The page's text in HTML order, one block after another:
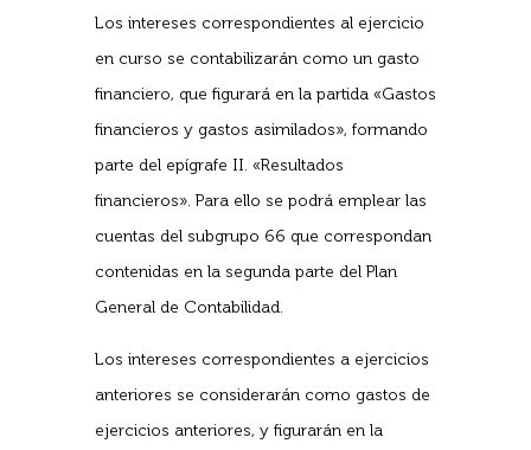
Los intereses correspondientes al ejercicio
en curso se contabilizarán como un gasto
financiero, que figurará en la partida «Gastos
financieros y gastos asimilados», formando
parte del epígrafe II. «Resultados
financieros». Para ello se podrá emplear las
cuentas del subgrupo 66 que correspondan
contenidas en la segunda parte del Plan
General de Contabilidad.
Los intereses correspondientes a ejercicios
anteriores se considerarán como gastos de
ejercicios anteriores, y figurarán en la